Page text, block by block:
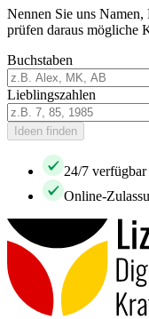
Nennen Sie uns
prüfen daraus mögliche
Buchstaben
Lieblingszahlen
Ideen finden
24/7 verfügbar
Online-